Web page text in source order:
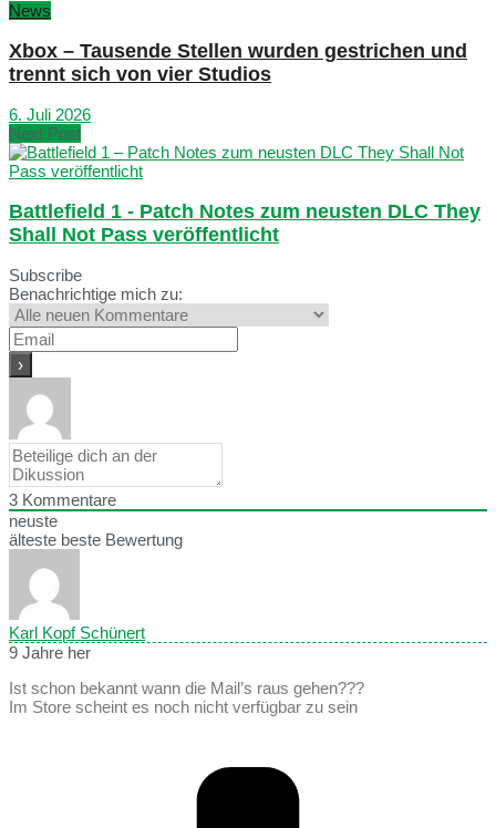
News
Xbox – Tausende Stellen wurden gestrichen und
trennt sich von vier Studios
6. Juli 2026
Next Post
Battlefield 1 - Patch Notes zum neusten DLC They
Shall Not Pass veröffentlicht
Subscribe
Benachrichtige mich zu:
3 Kommentare
neuste
älteste beste Bewertung
Karl Kopf Schünert
9 Jahre her
Ist schon bekannt wann die Mail’s raus gehen???
Im Store scheint es noch nicht verfügbar zu sein